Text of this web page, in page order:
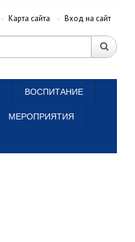
Карта сайта Вход на сайт
ВОСПИТАНИЕ
МЕРОПРИЯТИЯ